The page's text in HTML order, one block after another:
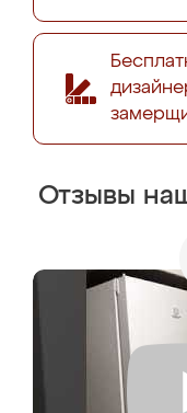
Отзывы